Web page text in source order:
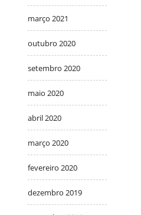
março 2021
outubro 2020
setembro 2020
maio 2020
abril 2020
março 2020
fevereiro 2020
dezembro 2019